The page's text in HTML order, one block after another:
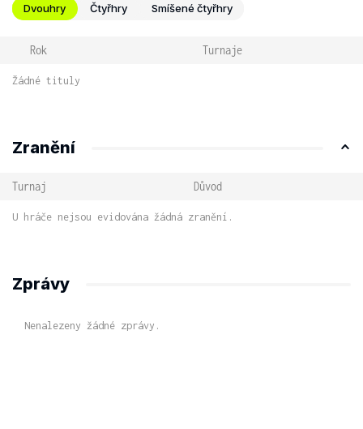
Dvouhry Čtyřhry Smíšené čtyřhry
Rok Turnaje
Žádné tituly
Zranění
Turnaj Důvod
U hráče nejsou evidována žádná zranění.
Zprávy
Nenalezeny žádné zprávy.